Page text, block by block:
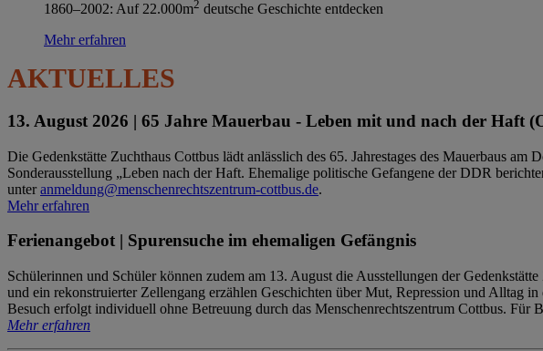
1860–2002: Auf 22.000m2 deutsche Geschichte entdecken
Mehr erfahren
AKTUELLES
13. August 2026 | 65 Jahre Mauerbau - Leben mit und nach der Haft
Die Gedenkstätte Zuchthaus Cottbus lädt anlässlich des 65. Jahrestages des Mauerbaus
Sonderausstellung „Leben nach der Haft. Ehemalige politische Gefangene der DDR
unteranmeldung@menschenrechtszentrum-cottbus.de.
Mehr erfahren
Ferienangebot | Spurensuche im ehemaligen Gefängnis
Schülerinnen und Schüler können zudem am 13. August die Ausstellungen der
und ein rekonstruierter Zellengang erzählen Geschichten über Mut, Repression und Alltag
Besuch erfolgt individuell ohne Betreuung durch das Menschenrechtszentrum Cottbus. Für
Mehr erfahren